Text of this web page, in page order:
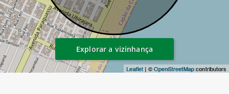
Leaflet | ©OpenStreetMapcontributors
Explorar a vizinhança